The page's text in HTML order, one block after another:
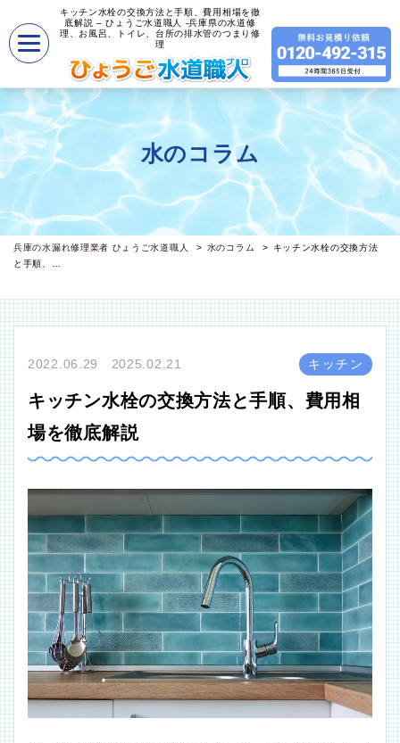
キッチン水栓の交換方法と手順、費用相場を徹
底解説 – ひょうご水道職人 -兵庫県の水道修
理、お風呂、トイレ、台所の排水管のつまり修
理
水のコラム
兵庫の水漏れ修理業者 ひょうご水道職人 水のコラム
キッチン水栓の交換方法
と手順、…
2022.06.29 2025.02.21 キッチン
キッチン水栓の交換方法と手順、費用相
場を徹底解説